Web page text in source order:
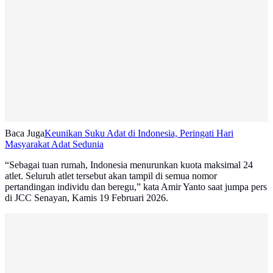
Baca JugaKeunikan Suku Adat di Indonesia, Peringati Hari
Masyarakat Adat Sedunia
“Sebagai tuan rumah, Indonesia menurunkan kuota maksimal 24
atlet. Seluruh atlet tersebut akan tampil di semua nomor
pertandingan individu dan beregu,” kata Amir Yanto saat jumpa pers
di JCC Senayan, Kamis 19 Februari 2026.